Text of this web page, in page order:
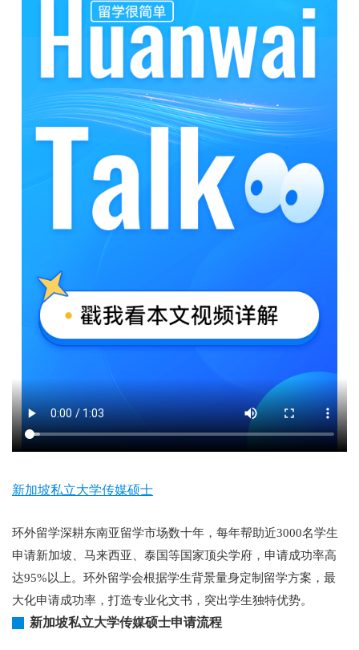
新加坡私立大学传媒硕士
环外留学深耕东南亚留学市场数十年，每年帮助近3000名学生
申请新加坡、马来西亚、泰国等国家顶尖学府，申请成功率高
达95%以上。环外留学会根据学生背景量身定制留学方案，最
大化申请成功率，打造专业化文书，突出学生独特优势。
新加坡私立大学传媒硕士申请流程